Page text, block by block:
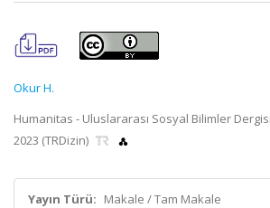
Okur H.
Humanitas - Uluslararası Sosyal Bilimler
2023 (TRDizin)
Yayın Türü: Makale / Tam Makale